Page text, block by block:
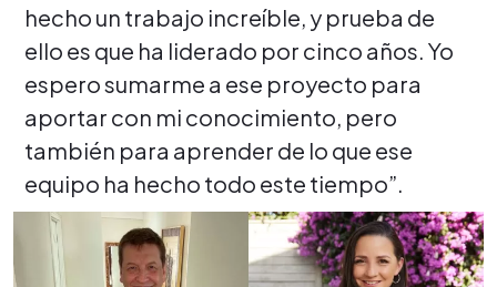
hecho un trabajo increíble, y prueba de
ello es que ha liderado por cinco años. Yo
espero sumarme a ese proyecto para
aportar con mi conocimiento, pero
también para aprender de lo que ese
equipo ha hecho todo este tiempo”.